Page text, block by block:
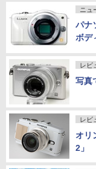
ニュ
パナ
ボデ
レビ
写真
レビ
オリ
2」